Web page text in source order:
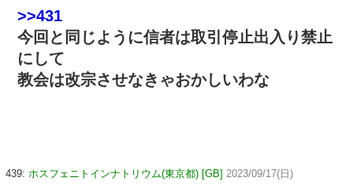
>>431
今回と同じように信者は取引停止出入り禁止
にして
教会は改宗させなきゃおかしいわな
439: ホスフェニトインナトリウム(東京都) [GB] 2023/09/17(日)